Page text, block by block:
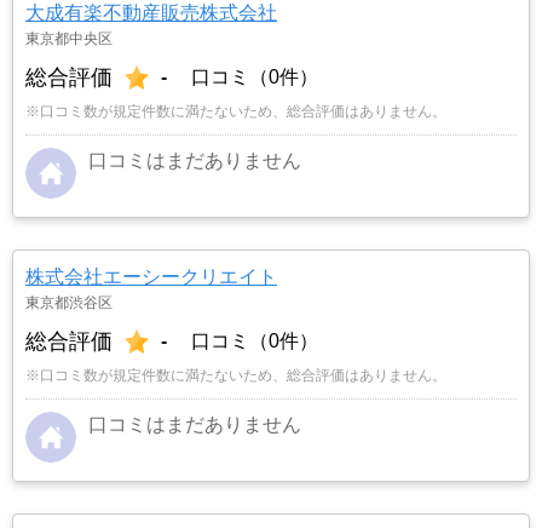
大成有楽不動産販売株式会社
東京都中央区
総合評価 - 口コミ（0件）
※口コミ数が規定件数に満たないため、総合評価はありません。
口コミはまだありません
株式会社エーシークリエイト
東京都渋谷区
総合評価 - 口コミ（0件）
※口コミ数が規定件数に満たないため、総合評価はありません。
口コミはまだありません